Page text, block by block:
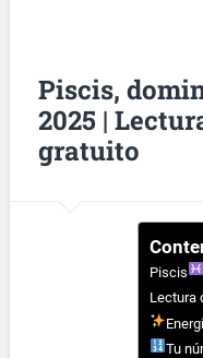
Piscis,
2025 |
gratuito
Piscis
Lectura
Tu